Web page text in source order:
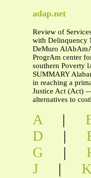
adap.net
Review of
with Delinquency
DeMuro
ProgrAm center
southern Poverty
SUMMARY
in reaching a
Justice Act (Act)
alternatives to
A |
D
|
G
|
J
|